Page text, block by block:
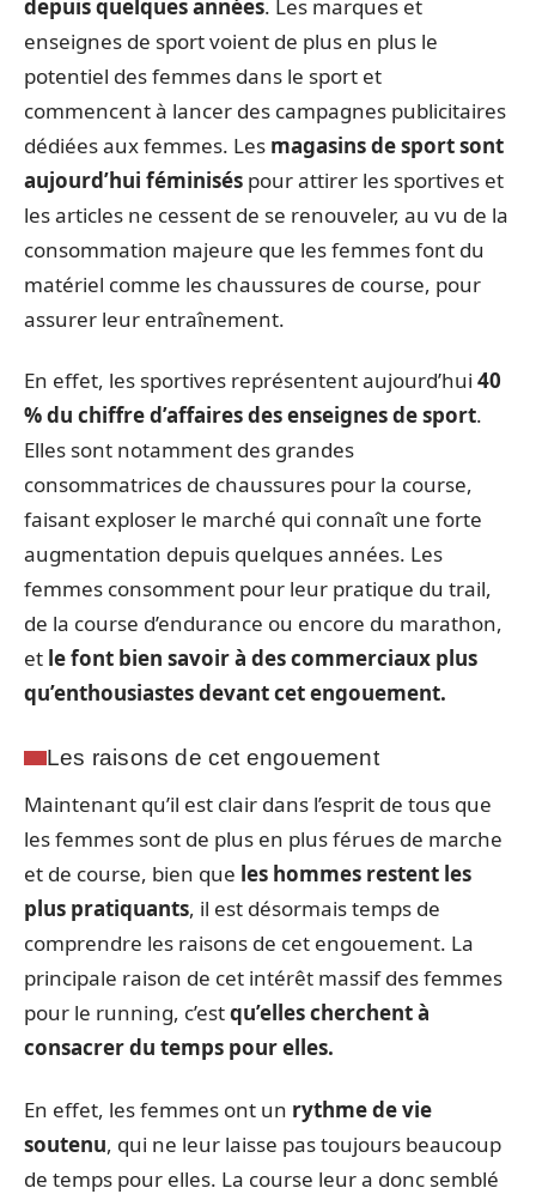
depuis quelques années. Les marques et
enseignes de sport voient de plus en plus le
potentiel des femmes dans le sport et
commencent à lancer des campagnes publicitaires
dédiées aux femmes. Les magasins de sport sont
aujourd’hui féminisés pour attirer les sportives et
les articles ne cessent de se renouveler, au vu de la
consommation majeure que les femmes font du
matériel comme les chaussures de course, pour
assurer leur entraînement.
En effet, les sportives représentent aujourd’hui 40
% du chiffre d’affaires des enseignes de sport.
Elles sont notamment des grandes
consommatrices de chaussures pour la course,
faisant exploser le marché qui connaît une forte
augmentation depuis quelques années. Les
femmes consomment pour leur pratique du trail,
de la course d’endurance ou encore du marathon,
et le font bien savoir à des commerciaux plus
qu’enthousiastes devant cet engouement.
Les raisons de cet engouement
Maintenant qu’il est clair dans l’esprit de tous que
les femmes sont de plus en plus férues de marche
et de course, bien que les hommes restent les
plus pratiquants, il est désormais temps de
comprendre les raisons de cet engouement. La
principale raison de cet intérêt massif des femmes
pour le running, c’estqu’elles cherchent à
consacrer du temps pour elles.
En effet, les femmes ont un rythme de vie
soutenu, qui ne leur laisse pas toujours beaucoup
de temps pour elles. La course leur a donc semblé